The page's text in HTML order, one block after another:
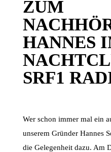
ZUM
HANNES
SRF1
Wer schon immer mal ein
unserem Gründer Hannes
die Gelegenheit dazu. Am